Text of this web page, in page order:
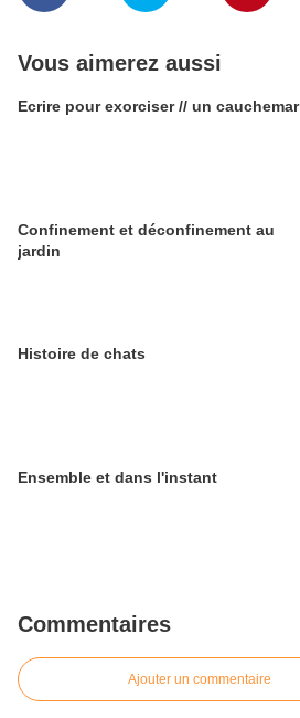
Vous aimerez aussi
Ecrire pour exorciser // un cauchemar
Confinement et déconfinement au
jardin
Histoire de chats
Ensemble et dans l'instant
Commentaires
Ajouter un commentaire